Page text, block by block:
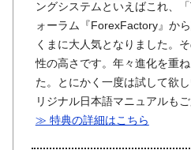
ングシステムといえばこれ、
ォーラム『ForexFactory』か
くまに大人気となりました。
性の高さです。年々進化を重
た。とにかく一度は試して欲
リジナル日本語マニュアルもご
≫ 特典の詳細はこちら